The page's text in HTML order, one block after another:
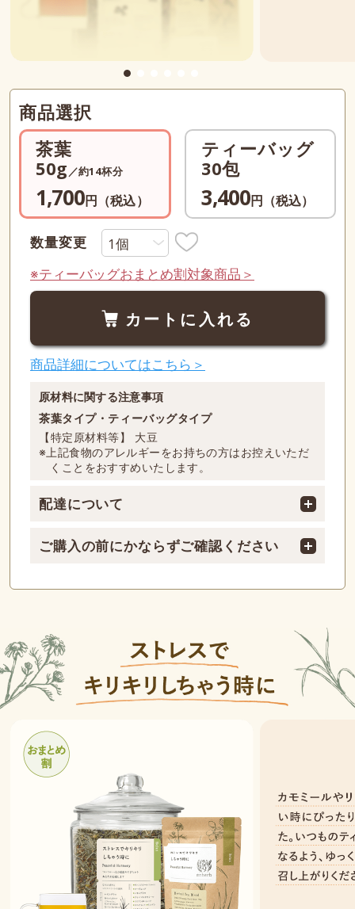
商品選択
茶葉
50g ／約14杯分
1,700円（税込）
ティーバッグ
30包
3,400円（税込）
数量変更
※ティーバッグおまとめ割対象商品＞
カートに入れる
商品詳細についてはこちら＞
原材料に関する注意事項
茶葉タイプ・ティーバッグタイプ
【特定原材料等】 大豆
※上記食物のアレルギーをお持ちの方はお控えいただ
くことをおすすめいたします。
配達について
ご購入の前にかならずご確認ください